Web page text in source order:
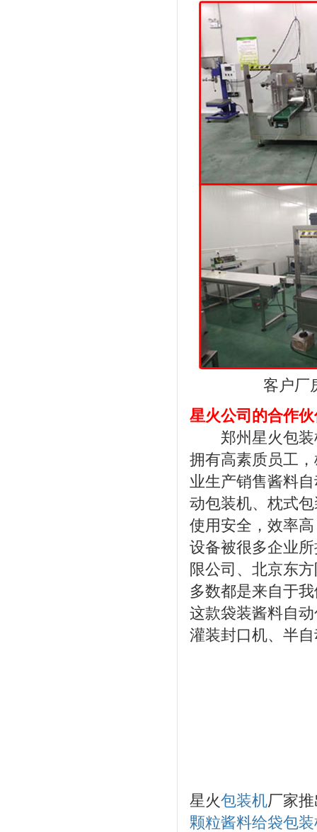
客户厂
星火公司的合作
郑州星火包装
拥有高素质员工
业生产销售酱料
动包装机、枕式
使用安全，效率
设备被很多企业
限公司、北京东
多数都是来自于
这款袋装酱料自
灌装封口机、半
星火包装机厂家
颗粒酱料给袋包